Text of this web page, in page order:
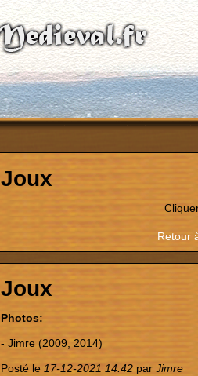
Joux
Retour
Joux
Photos:
- Jimre (2009, 2014)
Posté le 17-12-2021 14:42 par Jimre